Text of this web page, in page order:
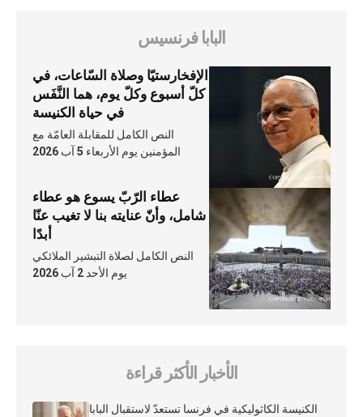
البابا فرنسيس
الإفخارستيّا وصلاة السّاعات، في
كلّ أسبوع وكلّ يوم، هما النَّفَس
في حياة الكنيسة
النص الكامل للمقابلة العامّة مع
المؤمنين يوم الأربعاء 5 آب 2026
عطاء الرّبّ يسوع هو عطاء
شامل، وأنّ عنايته بنا لا تغيب عنّا
أبدًا
النص الكامل لصلاة التبشير الملائكي
يوم الأحد 2 آب 2026
الأخبار الأكثر قراءة
الكنيسة الكاثوليكية في فرنسا تستعدّ لاستقبال البابا